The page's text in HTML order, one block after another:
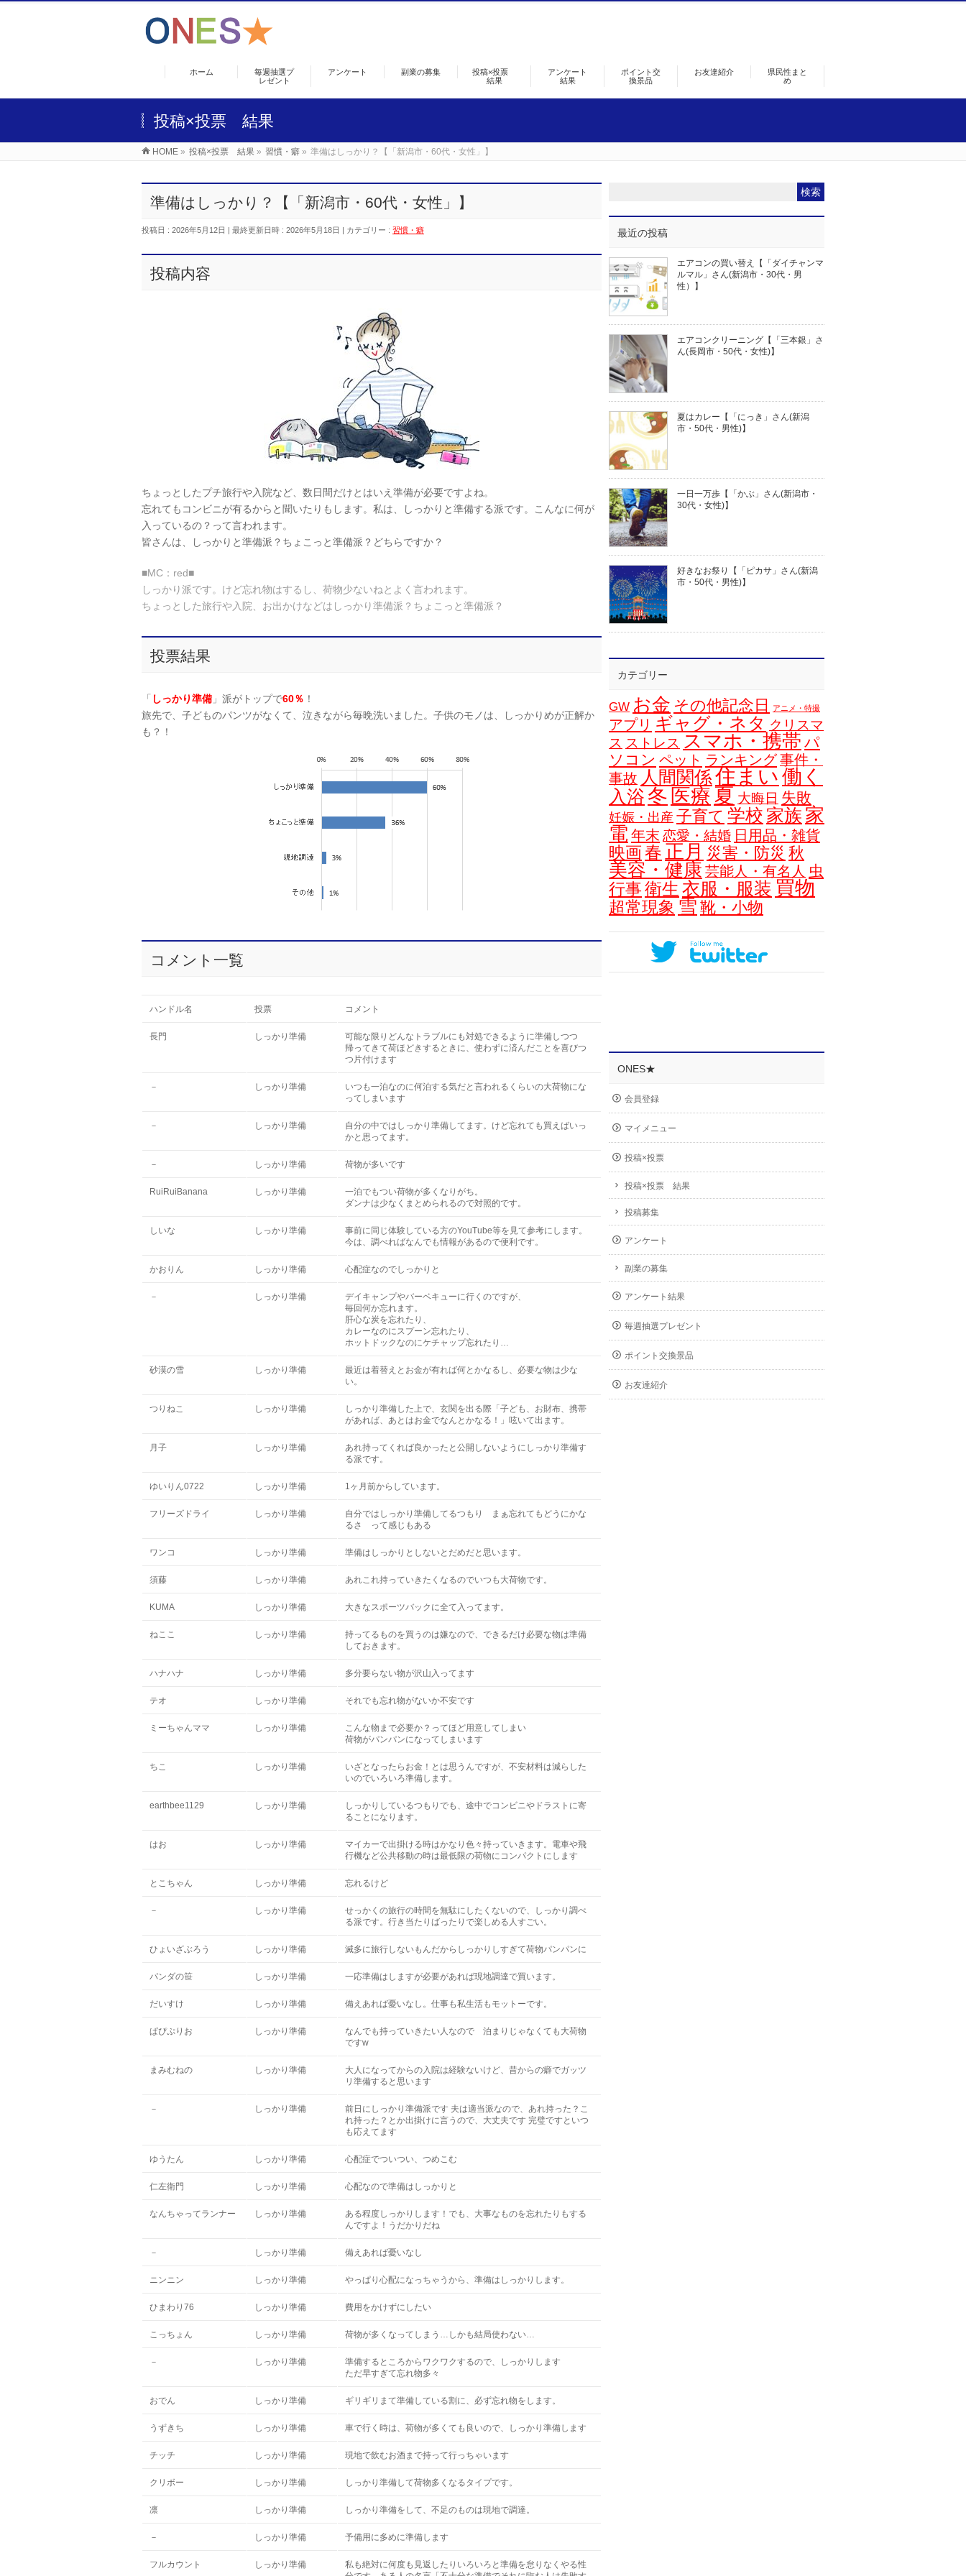
ホーム
毎週抽選プ
レゼント
アンケート 副業の募集
投稿×投票
結果
アンケート
結果
ポイント交
換景品
お友達紹介
県民性まと
め
投稿×投票 結果
HOME » 投稿×投票 結果 » 習慣・癖 » 準備はしっかり？【「新潟市・60代・女性」】
準備はしっかり？【「新潟市・60代・女性」】
投稿日 : 2026年5月12日 最終更新日時 : 2026年5月18日 カテゴリー : 習慣・癖
投稿内容
ちょっとしたプチ旅行や入院など、数日間だけとはいえ準備が必要ですよね。
忘れてもコンビニが有るからと聞いたりもします。私は、しっかりと準備する派です。こんなに何が
入っているの？って言われます。
皆さんは、しっかりと準備派？ちょこっと準備派？どちらですか？
■MC：red■
しっかり派です。けど忘れ物はするし、荷物少ないねとよく言われます。
ちょっとした旅行や入院、お出かけなどはしっかり準備派？ちょこっと準備派？
投票結果
「 しっかり準備 」派がトップで60％ ！
旅先で、子どものパンツがなくて、泣きながら毎晩洗いました。子供のモノは、しっかりめが正解か
も？！
コメント一覧
ハンドル名 投票 コメント
長門 しっかり準備
可能な限りどんなトラブルにも対処できるように準備しつつ
帰ってきて荷ほどきするときに、使わずに済んだことを喜びつ
つ片付けます
－ しっかり準備
いつも一泊なのに何泊する気だと言われるくらいの大荷物にな
ってしまいます
－ しっかり準備
自分の中ではしっかり準備してます。けど忘れても買えばいっ
かと思ってます。
－ しっかり準備 荷物が多いです
RuiRuiBanana しっかり準備
一泊でもつい荷物が多くなりがち。
ダンナは少なくまとめられるので対照的です。
しいな しっかり準備
事前に同じ体験している方のYouTube等を見て参考にします。
今は、調べればなんでも情報があるので便利です。
かおりん しっかり準備 心配症なのでしっかりと
－ しっかり準備
デイキャンプやバーベキューに行くのですが、
毎回何か忘れます。
肝心な炭を忘れたり、
カレーなのにスプーン忘れたり、
ホットドックなのにケチャップ忘れたり…
砂漠の雪 しっかり準備
最近は着替えとお金が有れば何とかなるし、必要な物は少な
い。
つりねこ しっかり準備
しっかり準備した上で、玄関を出る際「子ども、お財布、携帯
があれば、あとはお金でなんとかなる！」呟いて出ます。
月子 しっかり準備
あれ持ってくれば良かったと公開しないようにしっかり準備す
る派です。
ゆいりん0722 しっかり準備 1ヶ月前からしています。
フリーズドライ しっかり準備
自分ではしっかり準備してるつもり まぁ忘れてもどうにかな
るさ って感じもある
ワンコ しっかり準備 準備はしっかりとしないとだめだと思います。
須藤 しっかり準備 あれこれ持っていきたくなるのでいつも大荷物です。
KUMA しっかり準備 大きなスポーツバックに全て入ってます。
ねここ しっかり準備
持ってるものを買うのは嫌なので、できるだけ必要な物は準備
しておきます。
ハナハナ しっかり準備 多分要らない物が沢山入ってます
テオ しっかり準備 それでも忘れ物がないか不安です
ミーちゃんママ しっかり準備
こんな物まで必要か？ってほど用意してしまい
荷物がパンパンになってしまいます
ちこ しっかり準備
いざとなったらお金！とは思うんですが、不安材料は減らした
いのでいろいろ準備します。
earthbee1129 しっかり準備
しっかりしているつもりでも、途中でコンビニやドラストに寄
ることになります。
はお しっかり準備
マイカーで出掛ける時はかなり色々持っていきます。電車や飛
行機など公共移動の時は最低限の荷物にコンパクトにします
とこちゃん しっかり準備 忘れるけど
－ しっかり準備
せっかくの旅行の時間を無駄にしたくないので、しっかり調べ
る派です。行き当たりばったりで楽しめる人すごい。
ひょいざぶろう しっかり準備 滅多に旅行しないもんだからしっかりしすぎて荷物パンパンに
パンダの笹 しっかり準備 一応準備はしますが必要があれば現地調達で買います。
だいすけ しっかり準備 備えあれば憂いなし。仕事も私生活もモットーです。
ぱぴぷりお しっかり準備
なんでも持っていきたい人なので 泊まりじゃなくても大荷物
ですw
まみむねの しっかり準備
大人になってからの入院は経験ないけど、昔からの癖でガッツ
リ準備すると思います
－ しっかり準備
前日にしっかり準備派です 夫は適当派なので、あれ持った？こ
れ持った？とか出掛けに言うので、大丈夫です 完璧ですといつ
も応えてます
ゆうたん しっかり準備 心配症でついつい、つめこむ
仁左衛門 しっかり準備 心配なので準備はしっかりと
なんちゃってランナー しっかり準備
ある程度しっかりします！でも、大事なものを忘れたりもする
んですよ！うだかりだね
－ しっかり準備 備えあれば憂いなし
ニンニン しっかり準備 やっぱり心配になっちゃうから、準備はしっかりします。
ひまわり76 しっかり準備 費用をかけずにしたい
こっちょん しっかり準備 荷物が多くなってしまう…しかも結局使わない…
－ しっかり準備
準備するところからワクワクするので、しっかりします
ただ早すぎて忘れ物多々
おでん しっかり準備 ギリギリまて準備している割に、必ず忘れ物をします。
うずきち しっかり準備 車で行く時は、荷物が多くても良いので、しっかり準備します
チッチ しっかり準備 現地で飲むお酒まで持って行っちゃいます
クリボー しっかり準備 しっかり準備して荷物多くなるタイプです。
凛 しっかり準備 しっかり準備をして、不足のものは現地で調達。
－ しっかり準備 予備用に多めに準備します
フルカウント しっかり準備
私も絶対に何度も見返したりいろいろと準備を怠りなくやる性
最近の投稿
エアコンの買い替え【「ダイチャンマ
ルマル」さん(新潟市・30代・男
性）】
エアコンクリーニング【「三本銀」さ
ん(長岡市・50代・女性)】
夏はカレー【「にっき」さん(新潟
市・50代・男性)】
一日一万歩【「かぶ」さん(新潟市・
30代・女性)】
好きなお祭り【「ピカサ」さん(新潟
市・50代・男性)】
カテゴリー
GW お金 その他記念日 アニメ・特撮
アプリ ギャグ・ネタ クリスマ
ス ストレス スマホ・携帯 パ
ソコン ペット ランキング事件・
事故 人間関係住まい働く
入浴 冬 医療夏 大晦日 失敗
妊娠・出産 子育て 学校 家族 家
電 年末 恋愛・結婚 日用品・雑貨
映画春 正月 災害・防災 秋
美容・健康 芸能人・有名人 虫
行事衛生 衣服・服装 買物
超常現象 雪 靴・小物
ONES★
会員登録
マイメニュー
投稿×投票
投稿×投票 結果
投稿募集
アンケート
副業の募集
アンケート結果
毎週抽選プレゼント
ポイント交換景品
お友達紹介